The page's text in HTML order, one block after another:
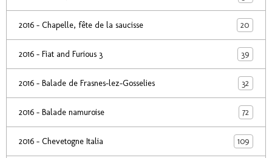
2016 - Chapelle, fête de la saucisse 20
2016 - Fiat and Furious 3 39
2016 - Balade de Frasnes-lez-Gosselies 32
2016 - Balade namuroise 72
2016 - Chevetogne Italia 109